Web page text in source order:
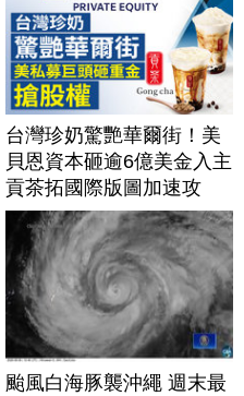
台灣珍奶驚艷華爾街！美
貝恩資本砸逾6億美金入主
貢茶拓國際版圖加速攻
美？｜#財經新聞｜
20260806(四)
颱風白海豚襲沖繩 週末最